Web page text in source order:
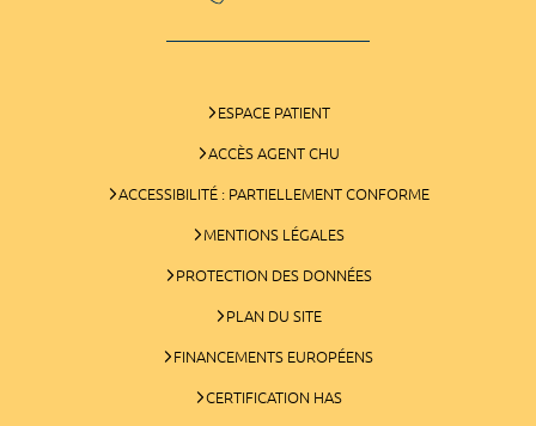
ESPACE PATIENT
ACCÈS AGENT CHU
ACCESSIBILITÉ : PARTIELLEMENT CONFORME
MENTIONS LÉGALES
PROTECTION DES DONNÉES
PLAN DU SITE
FINANCEMENTS EUROPÉENS
CERTIFICATION HAS